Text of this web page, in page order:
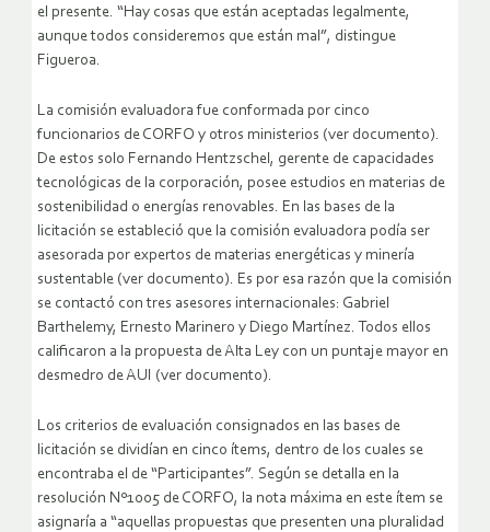
el presente. “Hay cosas que están aceptadas legalmente,
aunque todos consideremos que están mal”, distingue
Figueroa.
La comisión evaluadora fue conformada por cinco
funcionarios de CORFO y otros ministerios (ver documento).
De estos solo Fernando Hentzschel, gerente de capacidades
tecnológicas de la corporación, posee estudios en materias de
sostenibilidad o energías renovables. En las bases de la
licitación se estableció que la comisión evaluadora podía ser
asesorada por expertos de materias energéticas y minería
sustentable (ver documento). Es por esa razón que la comisión
se contactó con tres asesores internacionales: Gabriel
Barthelemy, Ernesto Marinero y Diego Martínez. Todos ellos
calificaron a la propuesta de Alta Ley con un puntaje mayor en
desmedro de AUI (ver documento).
Los criterios de evaluación consignados en las bases de
licitación se dividían en cinco ítems, dentro de los cuales se
encontraba el de “Participantes”. Según se detalla en la
resolución Nº1005 de CORFO, la nota máxima en este ítem se
asignaría a “aquellas propuestas que presenten una pluralidad